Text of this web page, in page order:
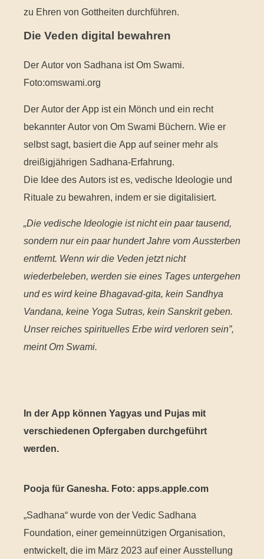
zu Ehren von Gottheiten durchführen.
Die Veden digital bewahren
Der Autor von Sadhana ist Om Swami.
Foto:omswami.org
Der Autor der App ist ein Mönch und ein recht
bekannter Autor von Om Swami Büchern. Wie er
selbst sagt, basiert die App auf seiner mehr als
dreißigjährigen Sadhana-Erfahrung.
Die Idee des Autors ist es, vedische Ideologie und
Rituale zu bewahren, indem er sie digitalisiert.
„Die vedische Ideologie ist nicht ein paar tausend,
sondern nur ein paar hundert Jahre vom Aussterben
entfernt. Wenn wir die Veden jetzt nicht
wiederbeleben, werden sie eines Tages untergehen
und es wird keine Bhagavad-gita, kein Sandhya
Vandana, keine Yoga Sutras, kein Sanskrit geben.
Unser reiches spirituelles Erbe wird verloren sein”,
meint Om Swami.
In der App können Yagyas und Pujas mit
verschiedenen Opfergaben durchgeführt
werden.
Pooja für Ganesha. Foto: apps.apple.com
„Sadhana“ wurde von der Vedic Sadhana
Foundation, einer gemeinnützigen Organisation,
entwickelt, die im März 2023 auf einer Ausstellung